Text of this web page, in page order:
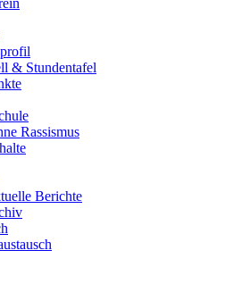
& Stundentafel
Rassismus
Berichte